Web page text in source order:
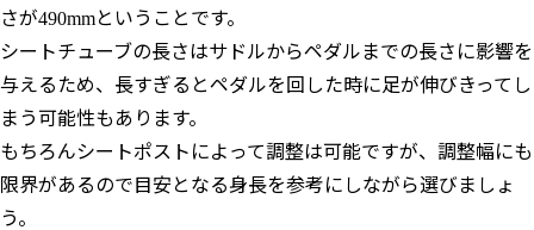
さが490mmということです。
シートチューブの長さはサドルからペダルまでの長さに影響を
与えるため、長すぎるとペダルを回した時に足が伸びきってし
まう可能性もあります。
もちろんシートポストによって調整は可能ですが、調整幅にも
限界があるので目安となる身長を参考にしながら選びましょ
う。